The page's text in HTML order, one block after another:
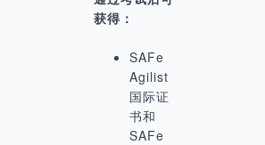
获得：
SAFe
Agilist
国际证
书和
SAFe